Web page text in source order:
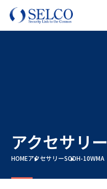
アクセサリー
HOMEアクセサリーSODH-10WMA